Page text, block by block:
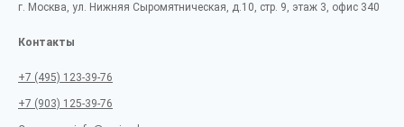
г. Москва, ул. Нижняя Сыромятническая, д.10, стр. 9, этаж 3, офис 340
Контакты
+7 (495) 123-39-76
+7 (903) 125-39-76